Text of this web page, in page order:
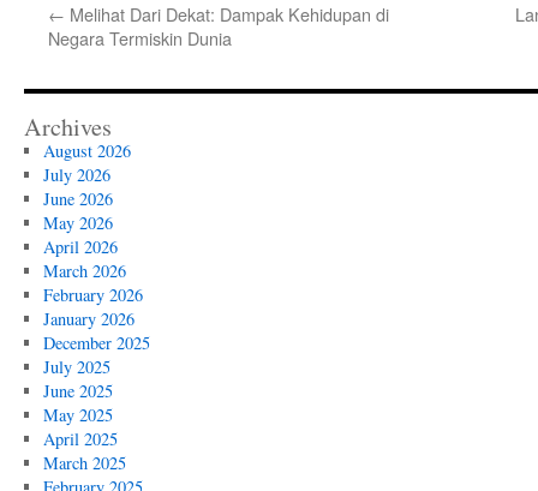
← Melihat Dari Dekat: Dampak Kehidupan di
Negara Termiskin Dunia
Archives
August 2026
July 2026
June 2026
May 2026
April 2026
March 2026
February 2026
January 2026
December 2025
July 2025
June 2025
May 2025
April 2025
March 2025